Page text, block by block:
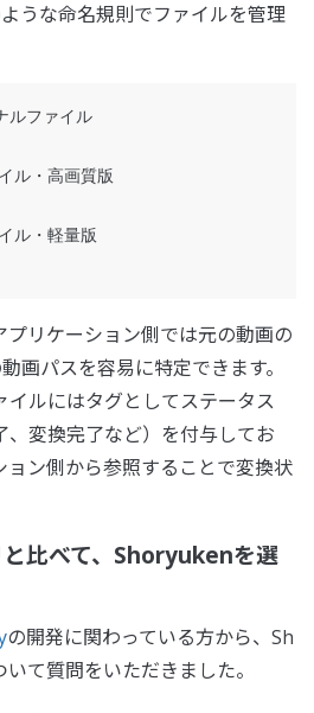
うな命名規則でファイルを管理
ファイル
・高画質版
・軽量版
プリケーション側では元の動画の
画パスを容易に特定できます。
イルにはタグとしてステータス
、変換完了など）を付与してお
ョン側から参照することで変換状
比べて、Shoryukenを選
の開発に関わっている方から、Sh
て質問をいただきました。